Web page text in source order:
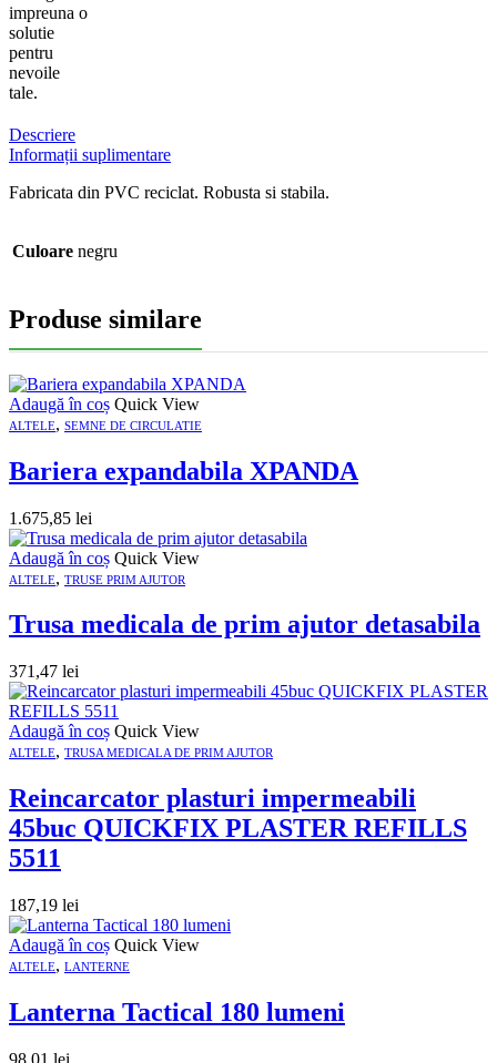
impreuna o
solutie
pentru
nevoile
tale.
Descriere
Informații suplimentare
Fabricata din PVC reciclat. Robusta si stabila.
Culoare negru
Produse similare
Adaugă în coș Quick View
ALTELE, SEMNE DE CIRCULATIE
Bariera expandabila XPANDA
1.675,85 lei
Adaugă în coș Quick View
ALTELE, TRUSE PRIM AJUTOR
Trusa medicala de prim ajutor detasabila
371,47 lei
Adaugă în coș Quick View
ALTELE, TRUSA MEDICALA DE PRIM AJUTOR
Reincarcator plasturi impermeabili
45buc QUICKFIX PLASTER REFILLS
5511
187,19 lei
Adaugă în coș Quick View
ALTELE, LANTERNE
Lanterna Tactical 180 lumeni
98,01 lei